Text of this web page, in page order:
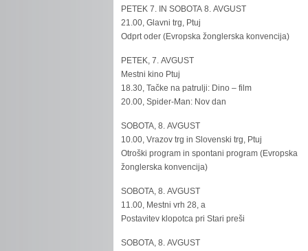
PETEK 7. IN SOBOTA 8. AVGUST
21.00, Glavni trg, Ptuj
Odprt oder (Evropska žonglerska konvencija)
PETEK, 7. AVGUST
Mestni kino Ptuj
18.30, Tačke na patrulji: Dino – film
20.00, Spider-Man: Nov dan
SOBOTA, 8. AVGUST
10.00, Vrazov trg in Slovenski trg, Ptuj
Otroški program in spontani program (Evropska
žonglerska konvencija)
SOBOTA, 8. AVGUST
11.00, Mestni vrh 28, a
Postavitev klopotca pri Stari preši
SOBOTA, 8. AVGUST